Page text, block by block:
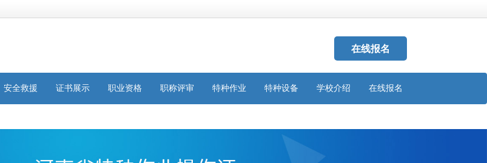
在线报名
安全救援 证书展示 职业资格 职称评审 特种作业 特种设备 学校介绍 在线报名